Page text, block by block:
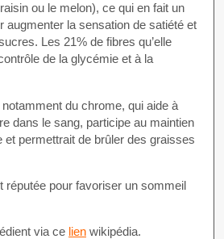
ou le melon), ce qui en fait un
augmenter la sensation de satiété et
Les 21% de fibres qu’elle
de la glycémie et à la
du chrome, qui aide à
dans le sang, participe au maintien
permettrait de brûler des graisses
réputée pour favoriser un sommeil
via ce lien wikipédia.